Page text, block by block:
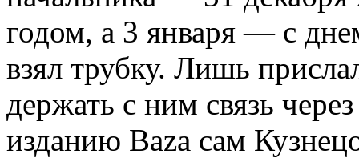
годом, а 3 января — с
взял трубку. Лишь
держать с ним связь
изданию Baza сам